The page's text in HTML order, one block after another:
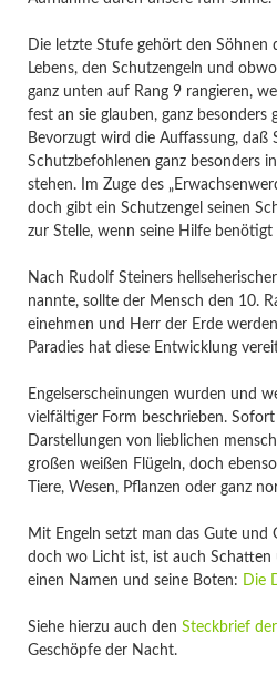
Die letzte Stufe gehört den Söhnen
Lebens, den Schutzengeln und
ganz unten auf Rang 9 rangieren,
fest an sie glauben, ganz besonders
Bevorzugt wird die Auffassung, daß
Schutzbefohlenen ganz besonders
stehen. Im Zuge des
doch gibt ein Schutzengel seinen
zur Stelle, wenn seine Hilfe benötigt
Nach Rudolf Steiners
nannte, sollte der Mensch den 10.
einehmen und Herr der Erde
Paradies hat diese Entwicklung
Engelserscheinungen wurden und
vielfältiger Form beschrieben. Sofort
Darstellungen von lieblichen
großen weißen Flügeln, doch
Tiere, Wesen, Pflanzen oder ganz
Mit Engeln setzt man das Gute und
doch wo Licht ist, ist auch
einen Namen und seine Boten: Die
Siehe hierzu auch den Steckbrief
Geschöpfe der Nacht.